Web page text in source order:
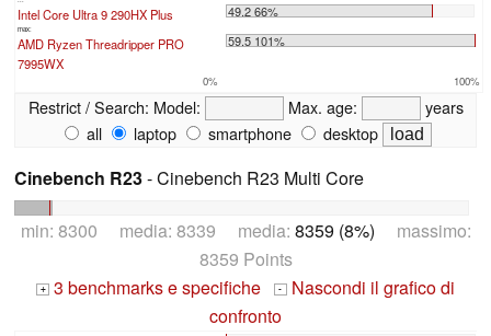
Intel Core Ultra 9 290HX Plus 49.2 66%
max:
AMD Ryzen Threadripper PRO
7995WX
59.5 101%
0% 100%
Restrict / Search: Model: Max. age:
years
all
laptop smartphone desktop
Cinebench R23- Cinebench R23 Multi Core
min: 8300 media: 8339 media: 8359 (8%) massimo:
8359 Points
+ 3 benchmarks e specifiche - Nascondi il grafico di
confronto